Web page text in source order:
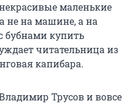
маленькие
не на машине, а на
бубнами купить
читательница из
капибара.
Трусов и вовсе